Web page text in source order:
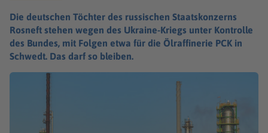
Die deutschen Töchter des russischen Staatskonzerns
Rosneft stehen wegen des Ukraine-Kriegs unter Kontrolle
des Bundes, mit Folgen etwa für die Ölraffinerie PCK in
Schwedt. Das darf so bleiben.